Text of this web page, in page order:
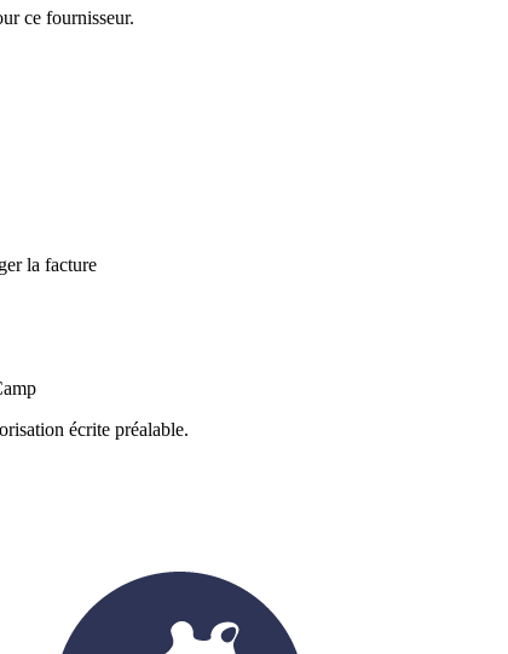
ce fournisseur.
la facture
écrite préalable.